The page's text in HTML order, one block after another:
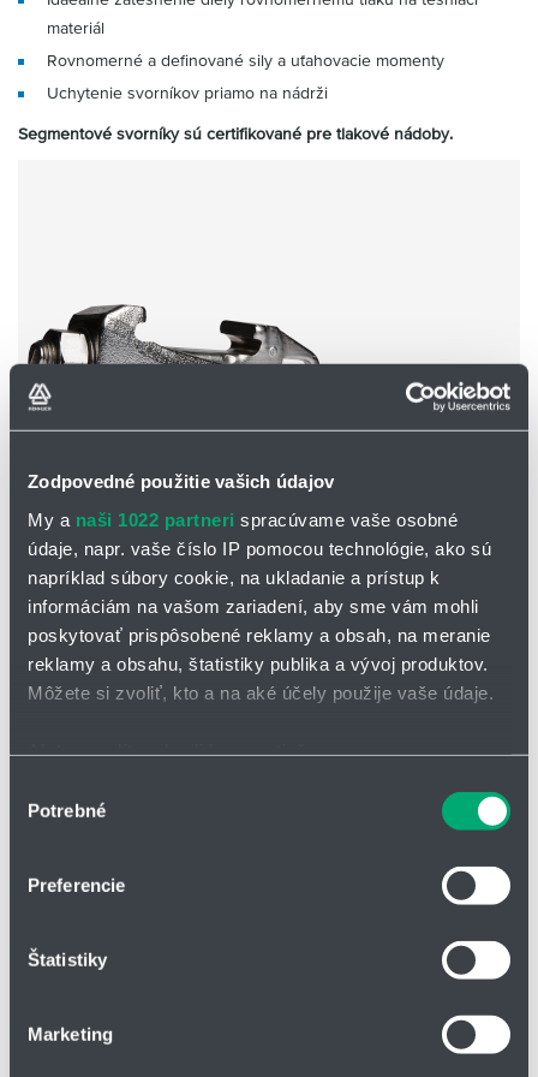
Zodpovedné použitie vašich údajov
My a naši 1022 partneri spracúvame vaše osobné
údaje, napr. vaše číslo IP pomocou technológie, ako sú
napríklad súbory cookie, na ukladanie a prístup k
informáciám na vašom zariadení, aby sme vám mohli
poskytovať prispôsobené reklamy a obsah, na meranie
reklamy a obsahu, štatistiky publika a vývoj produktov.
Môžete si zvoliť, kto a na aké účely použije vaše údaje.
polohe s presnosťou na niekoľko metrov
Viac informácií o tom, ako sa spracúvajú vaše osobné
môžete kedykoľvek zmeniť alebo odvolať cez Vyhlásenie
Na prispôsobenie obsahu a reklám, poskytovanie funkcií
súhlasu
Potrebné
Preferencie
Štatistiky
Marketing
materiál
Rovnomerné a definované sily a uťahovacie momenty
Uchytenie svorníkov priamo na nádrži
Segmentové svorníky sú certifikované pre tlakové nádoby.
Svorníky
Schválené a certifikované TÜV pre tlakové nádoby
Pracovná teplota do 550 °C
Rôzne materiály
Svorníky podľa DIN 28152